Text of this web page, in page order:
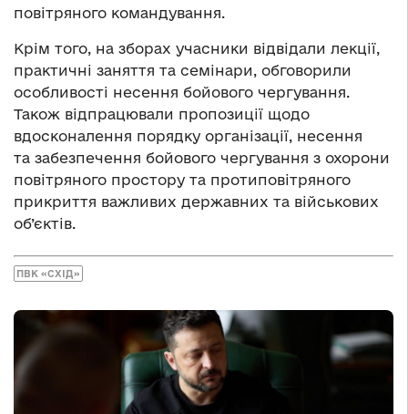
повітряного командування.
Крім того, на зборах учасники відвідали лекції,
практичні заняття та семінари, обговорили
особливості несення бойового чергування.
Також відпрацювали пропозиції щодо
вдосконалення порядку організації, несення
та забезпечення бойового чергування з охорони
повітряного простору та протиповітряного
прикриття важливих державних та військових
об’єктів.
ПВК «СХІД»